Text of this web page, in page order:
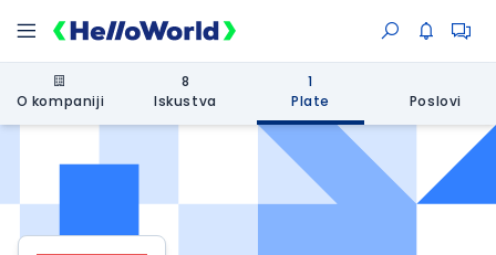
O kompaniji
8
Iskustva
1
Plate
Poslovi